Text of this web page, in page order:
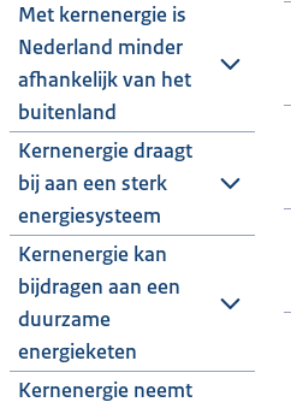
Met kernenergie is
Nederland minder
afhankelijk van het
buitenland
Kernenergie draagt
bij aan een sterk
energiesysteem
Kernenergie kan
bijdragen aan een
duurzame
energieketen
Kernenergie neemt